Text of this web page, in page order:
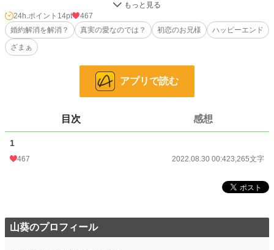
寧ろ清々しておりますので、婚約解消の撤回は認められませんわ。
小説 31,315 位 / 228,847 件
恋愛
3,265
更新日時
初回公開日時
月間ポイント 511 pt (34,396 位)
24h.ポイント 14pt
467
婚約解消を解消？
真実の愛なのでは？ 初恋のお兄様
ハッピーエンド
ざまぁ
アプリで読む
目次 感想
1
467 2022.08.30 00:423,265文字
山葵のプロフィール